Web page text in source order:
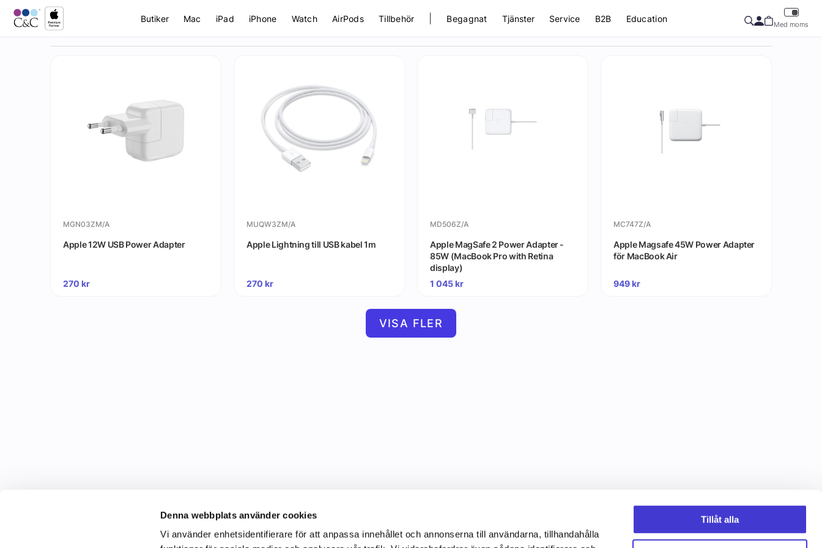
Denna webbplats använder cookies
Vi använder enhetsidentifierare för att anpassa innehållet och annonserna till användarna, tillhandahålla
Tillåt alla
Butiker Mac iPad iPhone Watch AirPods Tillbehör Begagnat Tjänster Service B2B Education
Med moms
MGN03ZM/A
Apple 12W USB Power Adapter
270 kr
MUQW3ZM/A
Apple Lightning till USB kabel 1m
270 kr
MD506Z/A
Apple MagSafe 2 Power Adapter -
85W (MacBook Pro with Retina
display)
1 045kr
MC747Z/A
Apple Magsafe 45W Power Adapter
för MacBook Air
949kr
VISA FLER
C&C Information